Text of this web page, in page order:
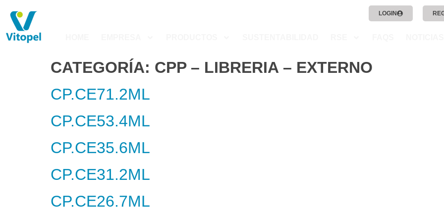
LOGIN
CATEGORÍA: CPP – LIBRERIA – EXTERNO
CP.CE71.2ML
CP.CE53.4ML
CP.CE35.6ML
CP.CE31.2ML
CP.CE26.7ML